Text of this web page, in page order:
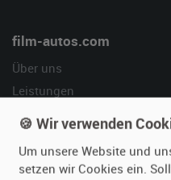
film-autos.com
Über uns
Leistungen
Referenzen
🍪 Wir verwenden
Um unsere Website und
setzen wir Cookies ein.